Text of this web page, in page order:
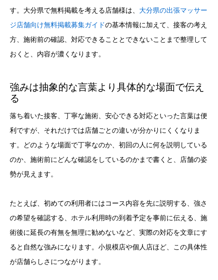
す。大分県で無料掲載を考える店舗様は、 大分県の出張マッサー
ジ店舗向け無料掲載募集ガイドの基本情報に加えて、接客の考え
方、施術前の確認、対応できることとできないことまで整理して
おくと、内容が濃くなります。
強みは抽象的な言葉より具体的な場面で伝え
る
落ち着いた接客、丁寧な施術、安心できる対応といった言葉は便
利ですが、それだけでは店舗ごとの違いが分かりにくくなりま
す。どのような場面で丁寧なのか、初回の人に何を説明している
のか、施術前にどんな確認をしているのかまで書くと、店舗の姿
勢が見えます。
たとえば、初めての利用者にはコース内容を先に説明する、強さ
の希望を確認する、ホテル利用時の到着予定を事前に伝える、施
術後に延長の有無を無理に勧めないなど、実際の対応を文章にす
ると自然な強みになります。小規模店や個人店ほど、この具体性
が店舗らしさにつながります。